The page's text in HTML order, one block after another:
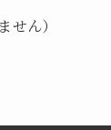
せん）